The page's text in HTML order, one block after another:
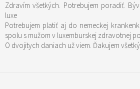
Zdravím všetkých. Potrebujem poradiť.
luxe
Potrebujem platiť aj do nemeckej
spolu s mužom v luxemburskej zdravotnej
O dvojitych daniach už viem. Ďakujem